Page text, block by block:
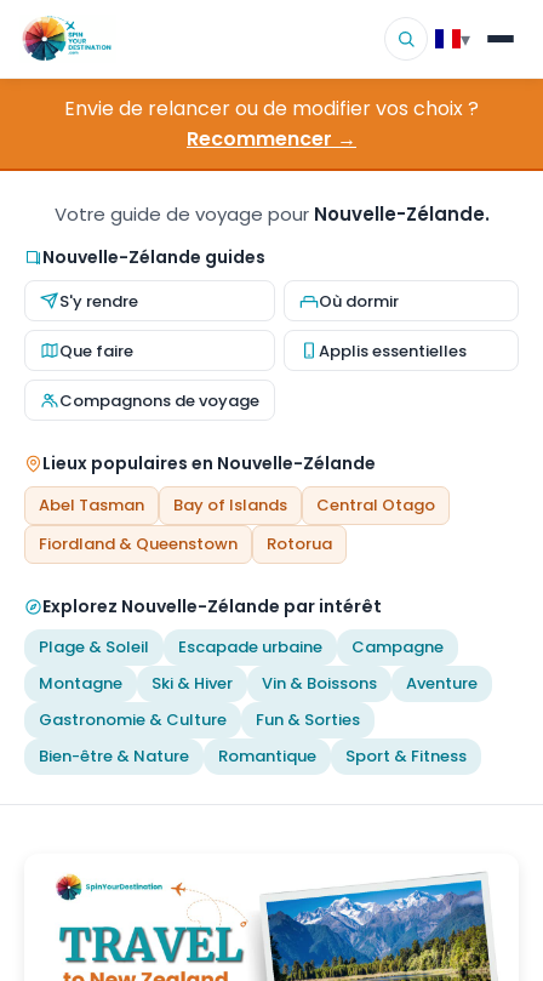
▾
Destinations
▾
Comment ça marche
À propos
Contact
Envie de relancer ou de modifier vos choix ?
Recommencer →
Votre guide de voyage pour Nouvelle-Zélande.
Nouvelle-Zélande guides
S'y rendre Où dormir
Que faire Applis essentielles
Compagnons de voyage
Lieux populaires en Nouvelle-Zélande
Abel Tasman Bay of Islands
Central Otago
Fiordland & Queenstown
Rotorua
Explorez Nouvelle-Zélande par intérêt
Plage & Soleil Escapade urbaine
Campagne
Montagne
Ski & Hiver Vin & Boissons
Aventure
Gastronomie & Culture
Fun & Sorties
Bien-être & Nature
Romantique Sport & Fitness